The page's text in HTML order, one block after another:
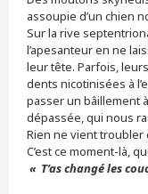
assoupie d’un chien
Sur la rive
l’apesanteur en ne
leur tête. Parfois,
dents nicotinisées à
passer un bâillement
dépassée, qui nous
Rien ne vient troubler
C’est ce moment-là,
« T’as changé les